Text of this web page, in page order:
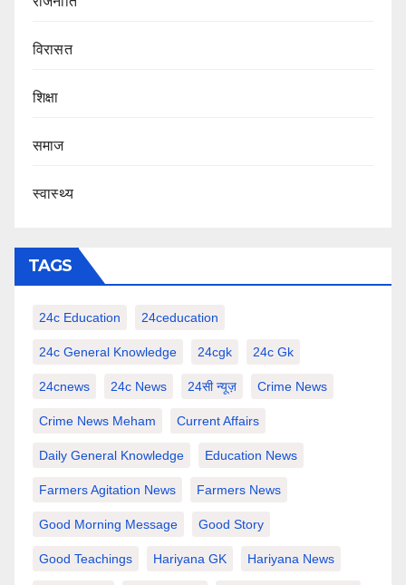
‍‍विरासत
शिक्षा
समाज
स्वास्थ्य
TAGS
24c Education 24ceducation
24c General Knowledge 24cgk 24c Gk
24cnews 24c News 24सी न्यूज़ Crime News
Crime News Meham Current Affairs
Daily General Knowledge Education News
Farmers Agitation News Farmers News
Good Morning Message Good Story
Good Teachings Hariyana GK Hariyana News